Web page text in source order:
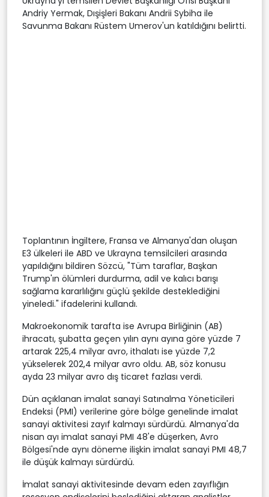
Andriy Yermak, Dışişleri Bakanı Andrii Sybiha ile
Savunma Bakanı Rüstem Umerov'un katıldığını belirtti.
Toplantının İngiltere, Fransa ve Almanya'dan oluşan
E3 ülkeleri ile ABD ve Ukrayna temsilcileri arasında
yapıldığını bildiren Sözcü, "Tüm taraflar, Başkan
Trump'ın ölümleri durdurma, adil ve kalıcı barışı
sağlama kararlılığını güçlü şekilde desteklediğini
yineledi." ifadelerini kullandı.
Makroekonomik tarafta ise Avrupa Birliğinin (AB)
ihracatı, şubatta geçen yılın aynı ayına göre yüzde 7
artarak 225,4 milyar avro, ithalatı ise yüzde 7,2
yükselerek 202,4 milyar avro oldu. AB, söz konusu
ayda 23 milyar avro dış ticaret fazlası verdi.
Dün açıklanan imalat sanayi Satınalma Yöneticileri
Endeksi (PMI) verilerine göre bölge genelinde imalat
sanayi aktivitesi zayıf kalmayı sürdürdü. Almanya'da
nisan ayı imalat sanayi PMI 48'e düşerken, Avro
Bölgesi'nde aynı döneme ilişkin imalat sanayi PMI 48,7
ile düşük kalmayı sürdürdü.
İmalat sanayi aktivitesinde devam eden zayıflığın